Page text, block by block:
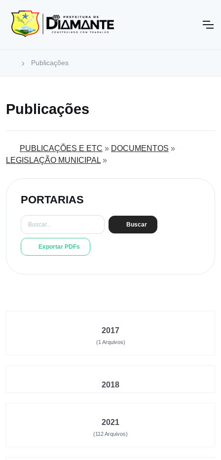
Publicações
Publicações
PUBLICAÇÕES E ETC » DOCUMENTOS »
LEGISLAÇÃO MUNICIPAL »
PORTARIAS
Buscar
Exportar PDFs
2017
(1 Arquivos)
2018
2021
(112 Arquivos)